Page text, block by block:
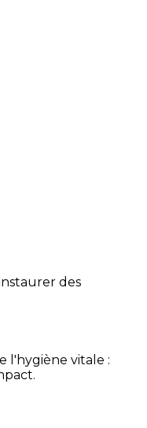
des
l'hygiène vitale :